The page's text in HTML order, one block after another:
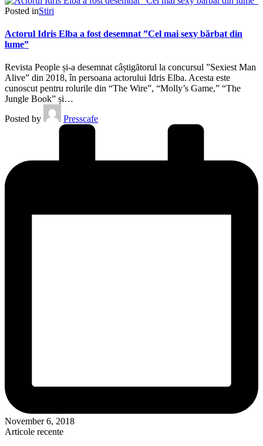
Posted inStiri
Actorul Idris Elba a fost desemnat ”Cel mai sexy bărbat din
lume”
Revista People și-a desemnat câștigătorul la concursul ”Sexiest Man
Alive” din 2018, în persoana actorului Idris Elba. Acesta este
cunoscut pentru rolurile din “The Wire”, “Molly’s Game,” “The
Jungle Book” și…
Posted by
Presscafe
November 6, 2018
Articole recente